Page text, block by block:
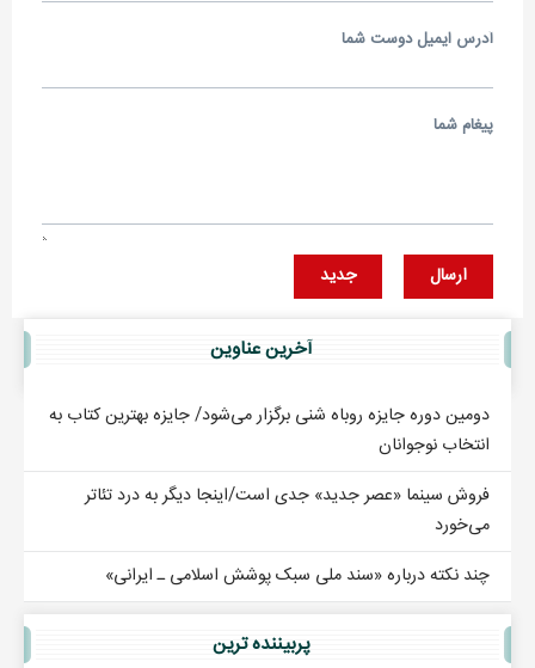
آدرس ايميل دوست شما
پيغام شما
ارسال جديد
آخرين عناوين
دومین دوره جایزه روباه شنی برگزار می‌شود/ جایزه بهترین کتاب به
انتخاب نوجوانان
فروش سینما «عصر جدید» جدی است/اینجا دیگر به درد تئاتر
می‌خورد
چند نکته درباره «سند ملی سبک پوشش اسلامی ـ ایرانی»
پربيننده ترين